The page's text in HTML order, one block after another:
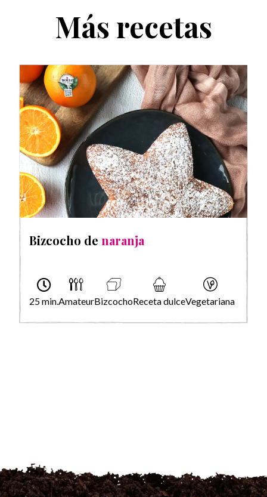
Más recetas
Bizcocho de naranja
25 min.AmateurBizcochoReceta dulceVegetariana